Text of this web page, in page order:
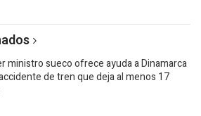
ministro sueco ofrece ayuda a Dinamarca
de tren que deja al menos 17